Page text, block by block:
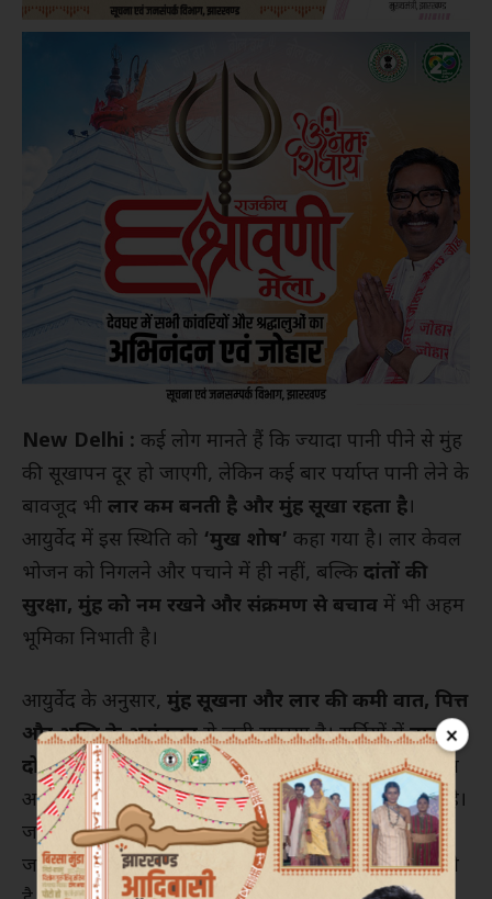
×
New Delhi : कई लोग मानते हैं कि ज्यादा पानी पीने से मुंह
की सूखापन दूर हो जाएगी, लेकिन कई बार पर्याप्त पानी लेने के
बावजूद भी लार कम बनती है और मुंह सूखा रहता है।
आयुर्वेद में इस स्थिति को ‘मुख शोष’ कहा गया है। लार केवल
भोजन को निगलने और पचाने में ही नहीं, बल्कि दांतों की
सुरक्षा, मुंह को नम रखने और संक्रमण से बचाव में भी अहम
भूमिका निभाती है।
आयुर्वेद के अनुसार, मुंह सूखना और लार की कमी वात, पित्त
और अग्नि के असंतुलनसे जुड़ी समस्या है। सर्दियों मेंवात
दोषस्वाभाविक रूप से बढ़ जाता है, जिससे शरीर में रूखापन
आता है। वहीं पित्त दोषशरीर में गर्मी और जलन को बढ़ाता है।
जब इन दोनों दोषों के साथपाचन अग्निभी असंतुलित हो
जाती है, तो मुंह सूखने और लार कम बनने की समस्या उभरती